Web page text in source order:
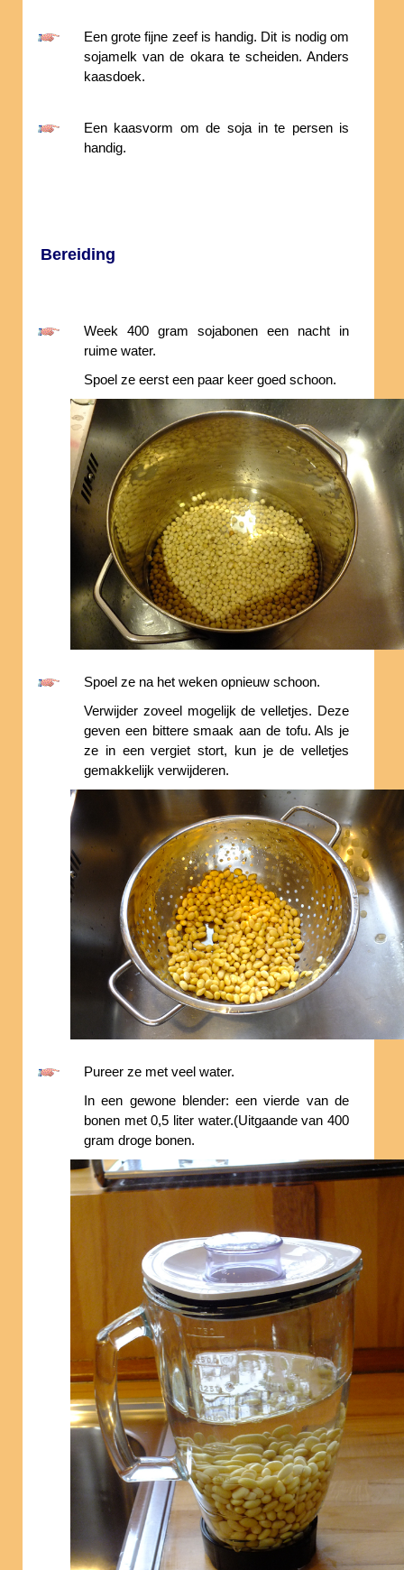
Een grote fijne zeef is handig. Dit is nodig om
sojamelk van de okara te scheiden. Anders
kaasdoek.
Een kaasvorm om de soja in te persen is
handig.
Bereiding
Week 400 gram sojabonen een nacht in
ruime water.
Spoel ze eerst een paar keer goed schoon.
Spoel ze na het weken opnieuw schoon.
Verwijder zoveel mogelijk de velletjes. Deze
geven een bittere smaak aan de tofu. Als je
ze in een vergiet stort, kun je de velletjes
gemakkelijk verwijderen.
Pureer ze met veel water.
In een gewone blender: een vierde van de
bonen met 0,5 liter water.(Uitgaande van 400
gram droge bonen.